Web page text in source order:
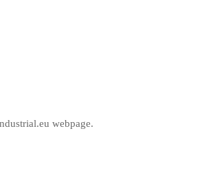
webpage.